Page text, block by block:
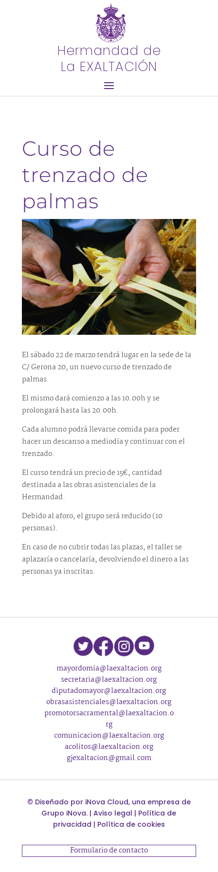
Hermandad de
La EXALTACIÓN
Curso de
trenzado de
palmas
El sábado 22 de marzo tendrá lugar en la sede de la
C/ Gerona 20, un nuevo curso de trenzado de
palmas.
El mismo dará comienzo a las 10.00h y se
prolongará hasta las 20.00h.
Cada alumno podrá llevarse comida para poder
hacer un descanso a mediodía y continuar con el
trenzado.
El curso tendrá un precio de 15€, cantidad
destinada a las obras asistenciales de la
Hermandad.
Debido al aforo, el grupo será reducido (10
personas).
En caso de no cubrir todas las plazas, el taller se
aplazaría o cancelaría, devolviendo el dinero a las
personas ya inscritas.
mayordomia@laexaltacion.org
secretaria@laexaltacion.org
diputadomayor@laexaltacion.org
obrasasistenciales@laexaltacion.org
promotorsacramental@laexaltacion.o
rg
comunicacion@laexaltacion.org
acolitos@laexaltacion.org
gjexaltacion@gmail.com
© Diseñado por iNova Cloud, una empresa de
Grupo iNova. |Aviso legal | Política de
privacidad | Política de cookies
Formulario de contacto